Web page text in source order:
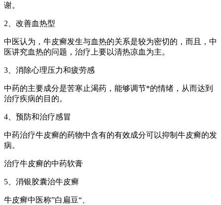
谢。
2、改善血热型
中医认为，牛皮癣发生与血热的关系是较为密切的，而且，中
医讲究血热的问题，治疗上要以清热凉血为主。
3、消除心理压力和疲劳感
中药的主要成分是苦寒止渴药，能够调节*的情绪，从而达到
治疗疾病的目的。
4、预防和治疗感冒
中药治疗牛皮癣的药物中含有的有效成分可以抑制牛皮癣的发
病。
治疗牛皮癣的中药软膏
5、消银胶囊治牛皮癣
牛皮癣中医称”白扁豆“、